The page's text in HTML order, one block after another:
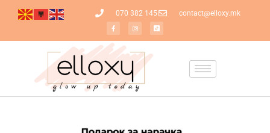
070 382 145 contact@elloxy.mk